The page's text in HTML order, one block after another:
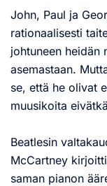
John, Paul ja
rationaalisesti
johtuneen heidän
asemastaan.
se, että he olivat
muusikoita
Beatlesin
McCartney
saman pianon